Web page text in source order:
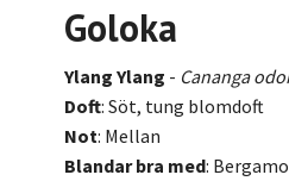
Goloka
Ylang Ylang - Cananga
Doft: Söt, tung blomdoft
Not: Mellan
Blandar bra med: